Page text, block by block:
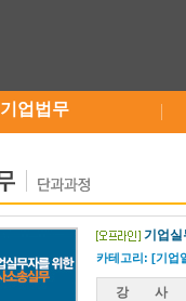
기업법무
기업실
카테고리: [기업
강 사